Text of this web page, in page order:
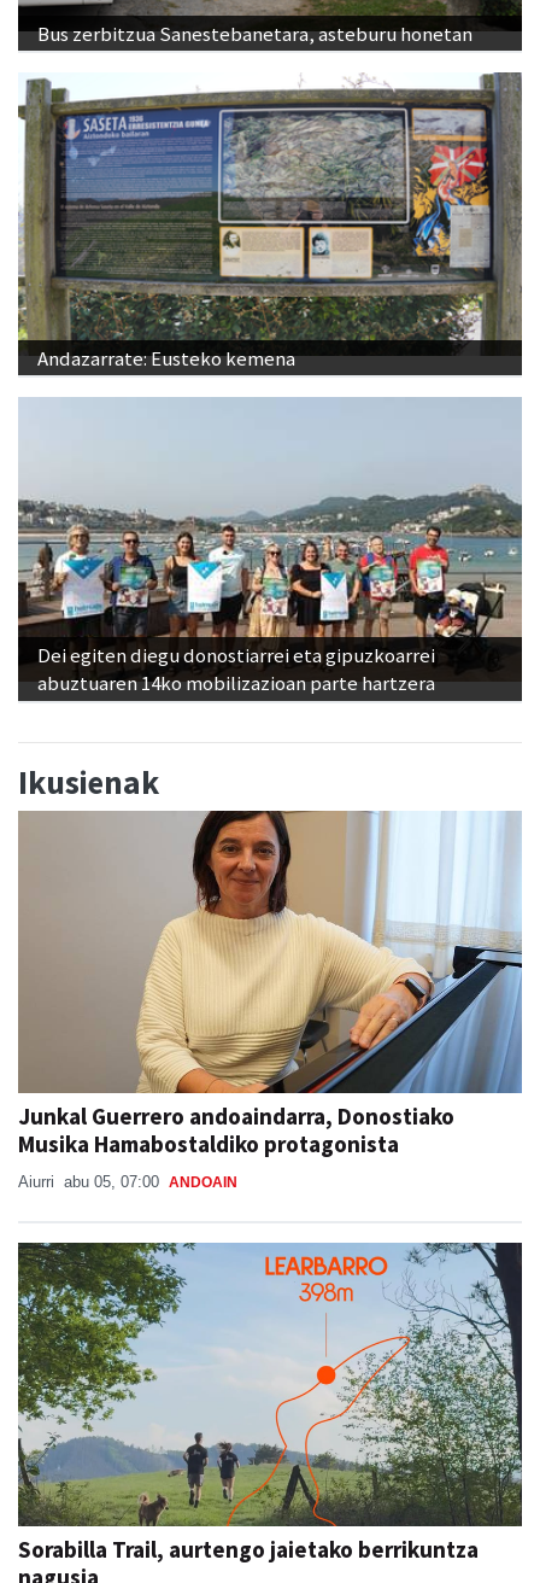
Bus zerbitzua Sanestebanetara, asteburu honetan
Andazarrate: Eusteko kemena
Dei egiten diegu donostiarrei eta gipuzkoarrei
abuztuaren 14ko mobilizazioan parte hartzera
Ikusienak
Junkal Guerrero andoaindarra, Donostiako
Musika Hamabostaldiko protagonista
Aiurri abu 05, 07:00 ANDOAIN
Sorabilla Trail, aurtengo jaietako berrikuntza